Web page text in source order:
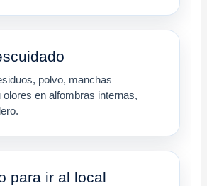
polvo, manchas
olores en alfombras internas,
para ir al local